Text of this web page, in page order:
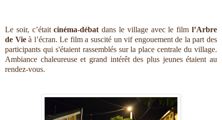
Le soir, c’étaitcinéma-débat dans le village avec le filml’Arbre
de Vieà l’écran. Le film a suscité un vif engouement de la part des
participants qui s'étaient rassemblés sur la place centrale du village.
Ambiance chaleureuse et grand intérêt des plus jeunes étaient au
rendez-vous.